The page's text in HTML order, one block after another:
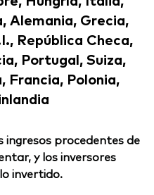
Alemania, Grecia,
República Checa,
Portugal, Suiza,
Francia, Polonia,
ingresos procedentes de
y los inversores
invertido.